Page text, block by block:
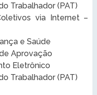
Trabalhador (PAT)
via Internet –
e Saúde
Aprovação
Eletrônico
Trabalhador (PAT)